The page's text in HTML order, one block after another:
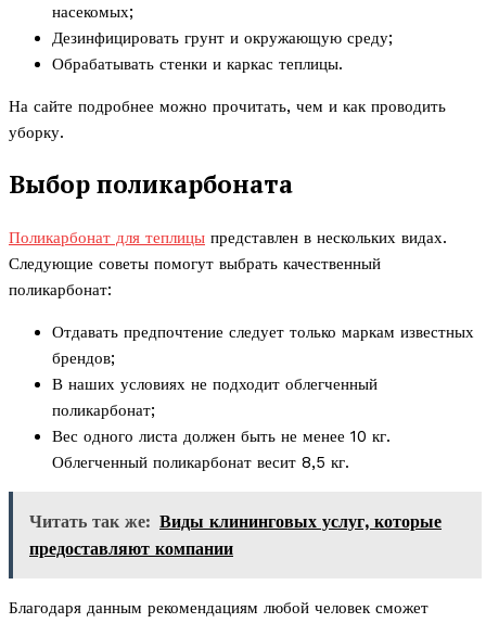
насекомых;
Дезинфицировать грунт и окружающую среду;
Обрабатывать стенки и каркас теплицы.
На сайте подробнее можно прочитать, чем и как проводить
уборку.
Выбор поликарбоната
Поликарбонат для теплицы представлен в нескольких видах.
Следующие советы помогут выбрать качественный
поликарбонат:
Отдавать предпочтение следует только маркам известных
брендов;
В наших условиях не подходит облегченный
поликарбонат;
Вес одного листа должен быть не менее 10 кг.
Облегченный поликарбонат весит 8,5 кг.
Читать так же: Виды клининговых услуг, которые
предоставляют компании
Благодаря данным рекомендациям любой человек сможет